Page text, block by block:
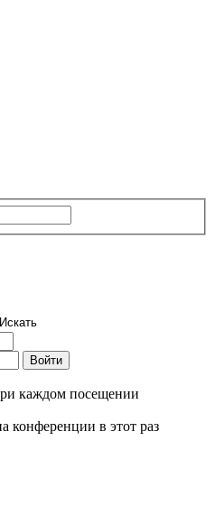
каждом посещении
конференции в этот раз